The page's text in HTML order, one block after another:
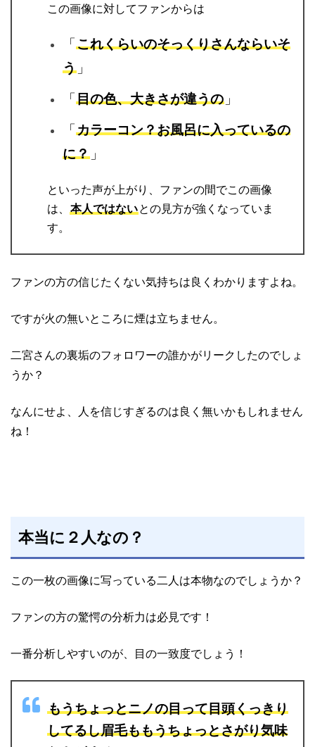
この画像に対してファンからは
「これくらいのそっくりさんならいそ
う 」
「目の色、大きさが違うの 」
「カラーコン？お風呂に入っているの
に？ 」
といった声が上がり、ファンの間でこの画像
は、 本人ではないとの見方が強くなっていま
す。
ファンの方の信じたくない気持ちは良くわかりますよね。
ですが火の無いところに煙は立ちません。
二宮さんの裏垢のフォロワーの誰かがリークしたのでしょ
うか？
なんにせよ、人を信じすぎるのは良く無いかもしれません
ね！
本当に２人なの？
この一枚の画像に写っている二人は本物なのでしょうか？
ファンの方の驚愕の分析力は必見です！
一番分析しやすいのが、目の一致度でしょう！
もうちょっとニノの目って目頭くっきり
してるし眉毛ももうちょっとさがり気味